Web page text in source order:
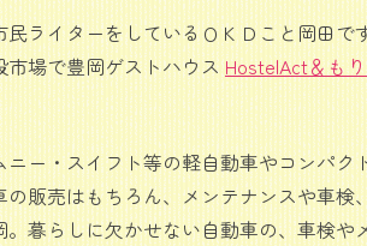
ライターをしているＯＫＤこと岡田で
市場で豊岡ゲストハウスHostelAct＆も
ー・スイフト等の軽自動車やコンパ
販売はもちろん、メンテナンスや車
暮らしに欠かせない自動車の、車検